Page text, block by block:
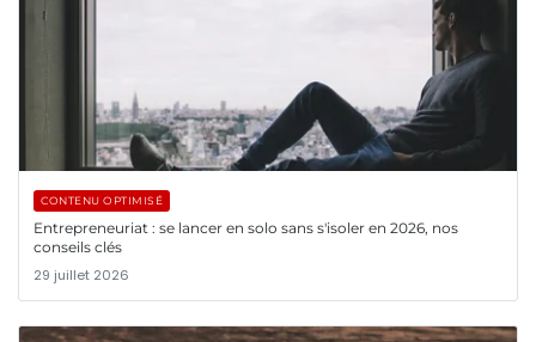
CONTENU OPTIMISÉ
Entrepreneuriat : se lancer en solo sans s'isoler en 2026, nos
conseils clés
29 juillet 2026